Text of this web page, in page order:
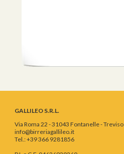
GALLILEO S.R.L.
Via Roma 22 - 31043 Fontanelle - Treviso
info@birreriagallileo.it
Tel.: +39 366 9281856